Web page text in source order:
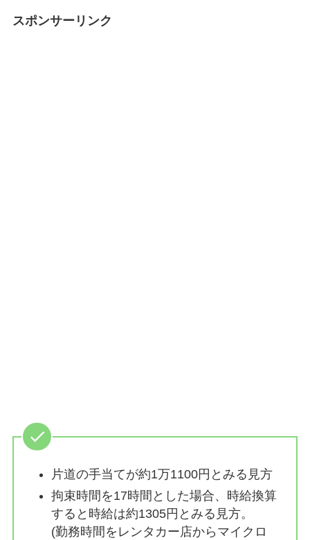
スポンサーリンク
片道の手当てが約1万1100円とみる見方
拘束時間を17時間とした場合、時給換算
すると時給は約1305円とみる見方。
(勤務時間をレンタカー店からマイクロ